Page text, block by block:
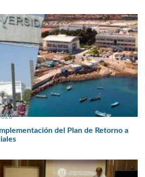
del Plan de Retorno a